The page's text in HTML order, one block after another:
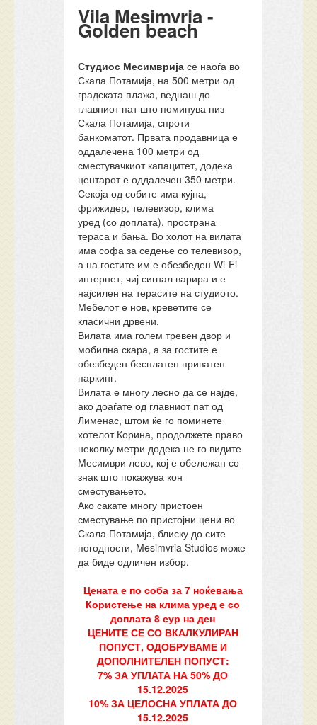
Vila Mesimvria -
Golden beach
Студиос Месимврија се наоѓа во
Скала Потамија, на 500 метри од
градската плажа, веднаш до
главниот пат што поминува низ
Скала Потамија, спроти
банкоматот. Првата продавница е
оддалечена 100 метри од
сместувачкиот капацитет, додека
центарот е оддалечен 350 метри.
Секоја од собите има кујна,
фрижидер, телевизор, клима
уред (со доплата), пространа
тераса и бања. Во холот на вилата
има софа за седење со телевизор,
а на гостите им е обезбеден Wi-Fi
интернет, чиј сигнал варира и е
најсилен на терасите на студиото.
Мебелот е нов, креветите се
класични дрвени.
Вилата има голем тревен двор и
мобилна скара, а за гостите е
обезбеден бесплатен приватен
паркинг.
Вилата е многу лесно да се најде,
ако доаѓате од главниот пат од
Лименас, штом ќе го поминете
хотелот Корина, продолжете право
неколку метри додека не го видите
Месимври лево, кој е обележан со
знак што покажува кон
сместувањето.
Ако сакате многу пристоен
сместување по пристојни цени во
Скала Потамија, блиску до сите
погодности, Mesimvria Studios може
да биде одличен избор.
Цената е по соба за 7 ноќевања
Користење на клима уред е со
доплата 8 еур на ден
ЦЕНИТЕ СЕ СО ВКАЛКУЛИРАН
ПОПУСТ, ОДОБРУВАМЕ И
ДОПОЛНИТЕЛЕН ПОПУСТ:
7% ЗА УПЛАТА НА 50% ДО
15.12.2025
10% ЗА ЦЕЛОСНА УПЛАТА ДО
15.12.2025